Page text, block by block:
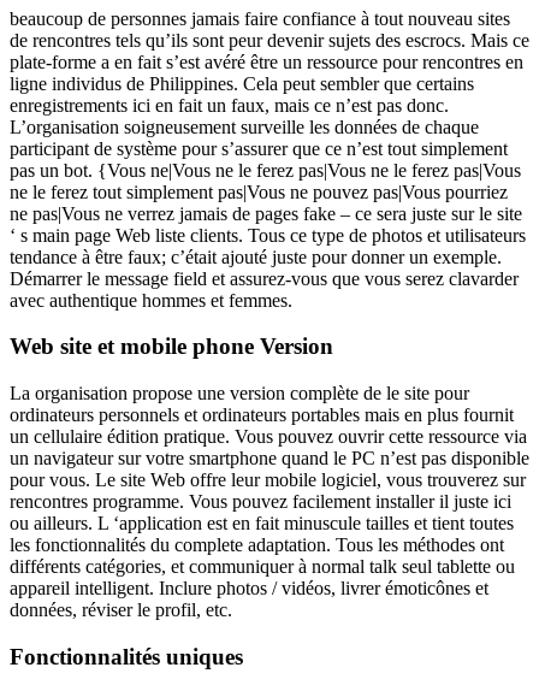
beaucoup de personnes jamais faire confiance à tout nouveau sites
de rencontres tels qu’ils sont peur devenir sujets des escrocs. Mais ce
plate-forme a en fait s’est avéré être un ressource pour rencontres en
ligne individus de Philippines. Cela peut sembler que certains
enregistrements ici en fait un faux, mais ce n’est pas donc.
L’organisation soigneusement surveille les données de chaque
participant de système pour s’assurer que ce n’est tout simplement
pas un bot. {Vous ne|Vous ne le ferez pas|Vous ne le ferez pas|Vous
ne le ferez tout simplement pas|Vous ne pouvez pas|Vous pourriez
ne pas|Vous ne verrez jamais de pages fake – ce sera juste sur le site
‘ s main page Web liste clients. Tous ce type de photos et utilisateurs
tendance à être faux; c’était ajouté juste pour donner un exemple.
Démarrer le message field et assurez-vous que vous serez clavarder
avec authentique hommes et femmes.
Web site et mobile phone Version
La organisation propose une version complète de le site pour
ordinateurs personnels et ordinateurs portables mais en plus fournit
un cellulaire édition pratique. Vous pouvez ouvrir cette ressource via
un navigateur sur votre smartphone quand le PC n’est pas disponible
pour vous. Le site Web offre leur mobile logiciel, vous trouverez sur
rencontres programme. Vous pouvez facilement installer il juste ici
ou ailleurs. L ‘application est en fait minuscule tailles et tient toutes
les fonctionnalités du complete adaptation. Tous les méthodes ont
différents catégories, et communiquer à normal talk seul tablette ou
appareil intelligent. Inclure photos / vidéos, livrer émoticônes et
données, réviser le profil, etc.
Fonctionnalités uniques